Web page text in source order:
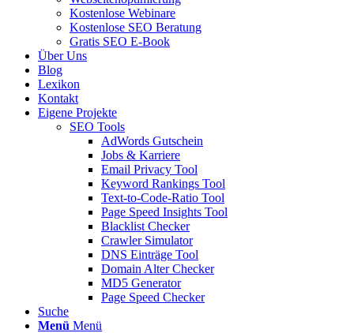
Kostenlose Webinare
Kostenlose SEO Beratung
Gratis SEO E-Book
Über Uns
Blog
Lexikon
Kontakt
Eigene Projekte
SEO Tools
AdWords Gutschein
Jobs & Karriere
Email Privacy Tool
Keyword Rankings Tool
Text-to-Code-Ratio Tool
Page Speed Insights Tool
Blacklist Checker
Crawler Simulator
DNS Einträge Tool
Domain Alter Checker
MD5 Generator
Page Speed Checker
Suche
Menü Menü